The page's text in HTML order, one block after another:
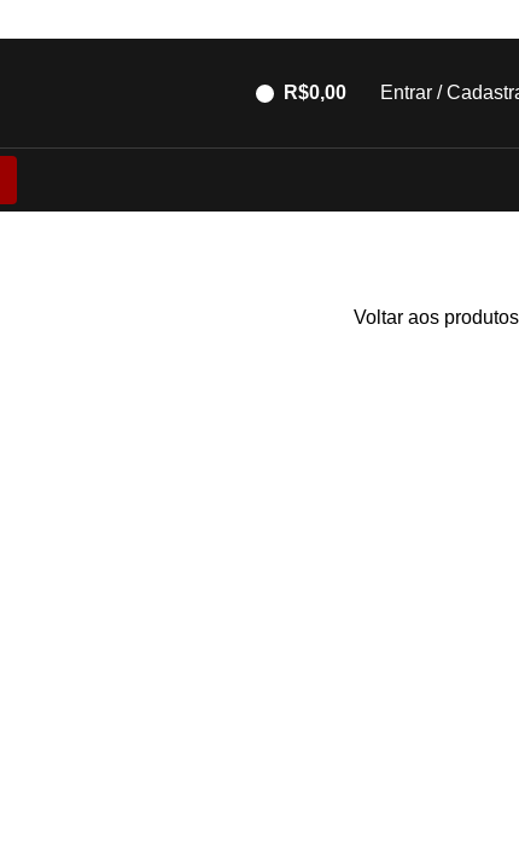
R$0,00 Entrar /
Voltar aos produtos